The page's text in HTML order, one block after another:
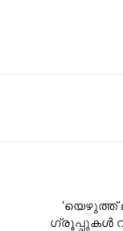
‘യെഴുത്ത്
ഗ്രൂപ്പുകൾ